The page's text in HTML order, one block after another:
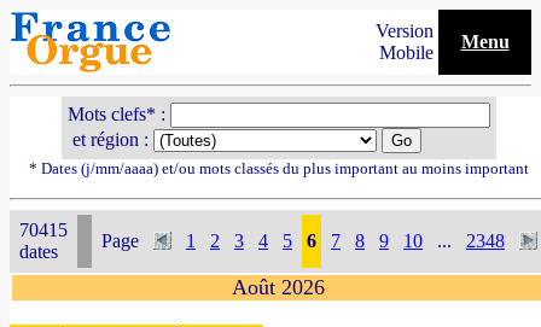
Version
Mobile
Menu
Mots clefs* :
et région :
* Dates (j/mm/aaaa) et/ou mots classés du plus important au moins important
70415
dates
Page 1 2 3 4 5 6 7 8 9 10 ... 2348
Août 2026